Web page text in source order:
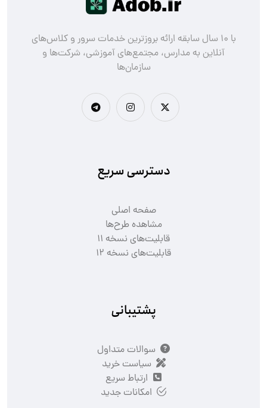
با ۱۰ سال سابقه ارائه بروزترین خدمات سرور و کلاس‌های
آنلاین به مدارس، مجتمع‌های آموزشی، شرکت‌ها و
سازمان‌ها
دسترسی سریع
صفحه اصلی
مشاهده طرح‌ها
قابلیت‌های نسخه ۱۱
قابلیت‌های نسخه ۱۲
پشتیبانی
سوالات متداول
سیاست خرید
ارتباط سریع
امکانات جدید